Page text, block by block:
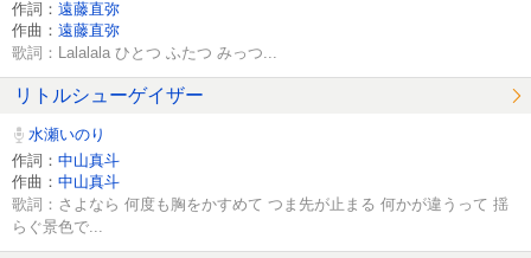
作詞： 遠藤直弥
作曲： 遠藤直弥
歌詞：Lalalala ひとつ ふたつ みっつ...
リトルシューゲイザー
水瀬いのり
作詞： 中山真斗
作曲： 中山真斗
歌詞：さよなら 何度も胸をかすめて つま先が止まる 何かが違うって 揺
らぐ景色で...